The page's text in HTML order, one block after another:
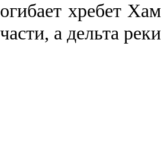
огибает хребет
части, а дельта